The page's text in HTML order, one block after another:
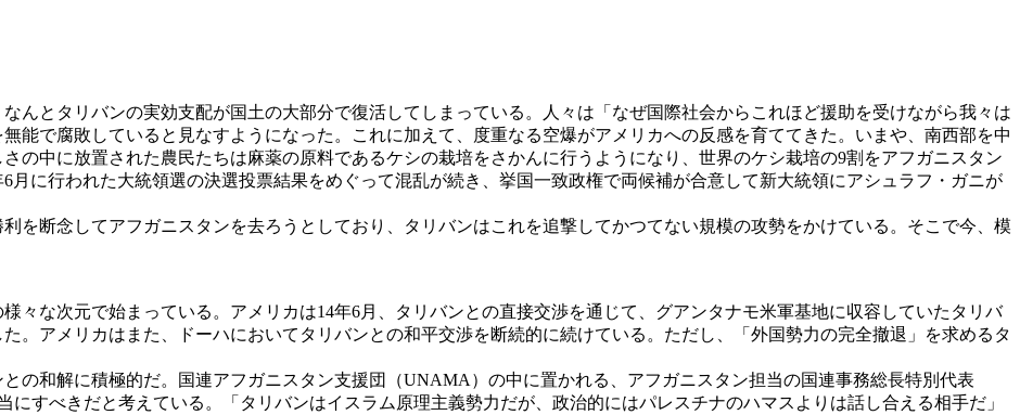
んとタリバンの実効支配が国土の大部分で復活してしまっている。人々は「なぜ国際社会からこれほど援助を受けながら我々は
能で腐敗していると見なすようになった。これに加えて、度重なる空爆がアメリカへの反感を育ててきた。いまや、南西部を中
の中に放置された農民たちは麻薬の原料であるケシの栽培をさかんに行うようになり、世界のケシ栽培の9割をアフガニスタン
月に行われた大統領選の決選投票結果をめぐって混乱が続き、挙国一致政権で両候補が合意して新大統領にアシュラフ・ガニが
を断念してアフガニスタンを去ろうとしており、タリバンはこれを追撃してかつてない規模の攻勢をかけている。そこで今、模
々な次元で始まっている。アメリカは14年6月、タリバンとの直接交渉を通じて、グアンタナモ米軍基地に収容していたタリバ
。アメリカはまた、ドーハにおいてタリバンとの和平交渉を断続的に続けている。ただし、「外国勢力の完全撤退」を求めるタ
の和解に積極的だ。国連アフガニスタン支援団（UNAMA）の中に置かれる、アフガニスタン担当の国連事務総長特別代表
にすべきだと考えている。「タリバンはイスラム原理主義勢力だが、政治的にはパレスチナのハマスよりは話し合える相手だ」